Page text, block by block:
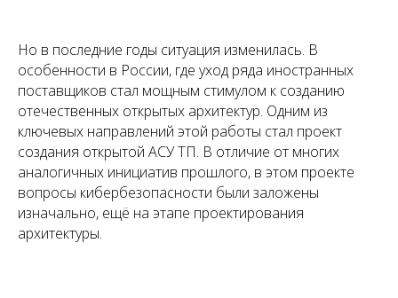
Но в последние годы ситуация изменилась. В
особенности в России, где уход ряда иностранных
поставщиков стал мощным стимулом к созданию
отечественных открытых архитектур. Одним из
ключевых направлений этой работы стал проект
создания открытой АСУ ТП. В отличие от многих
аналогичных инициатив прошлого, в этом проекте
вопросы кибербезопасности были заложены
изначально, ещё на этапе проектирования
архитектуры.